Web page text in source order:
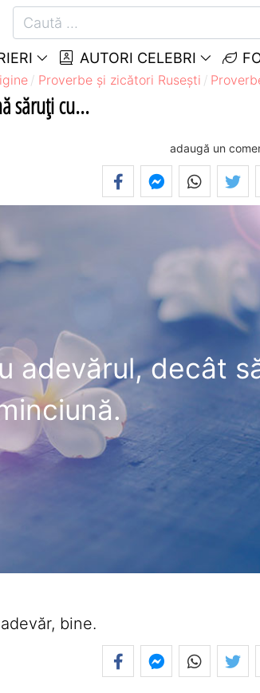
AUTORI CELEBRI
Proverbe și zicători Ruseşti
săruţi cu...
adaugă un
adevărul, decât
bine.